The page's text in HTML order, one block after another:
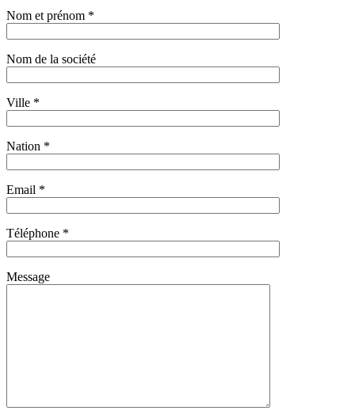
Nom et prénom *
Nom de la société
Ville *
Nation *
Email *
Téléphone *
Message